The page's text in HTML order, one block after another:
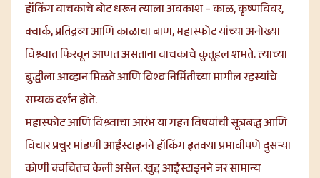
हॉकिंग वाचकाचे बोट धरून त्याला अवकाश – काळ, कृष्णविवर,
क्वार्क, प्रतिद्रव्य आणि काळाचा बाण, महास्फोट यांच्या अनोख्या
विश्र्वात फिरवून आणत असताना वाचकाचे कुतूहल शमते. त्याच्या
बुद्धीला आव्हान मिळते आणि विश्व निर्मितीच्या मागील रहस्यांचे
सम्यक दर्शन होते.
महास्फोट आणि विश्र्वाचा आरंभ या गहन विषयांची सूत्रबद्ध आणि
विचार प्रचुर मांडणी आईंस्टाइनने हॉकिंग इतक्या प्रभावीपणे दुसऱ्या
कोणी क्वचितच केली असेल. खुद्द आईंस्टाइनने जर सामान्य